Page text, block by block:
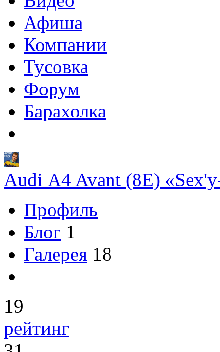
Афиша
Компании
Тусовка
Форум
Барахолка
Audi A4 Avant (8E)
Профиль
Блог 1
Галерея 18
19
рейтинг